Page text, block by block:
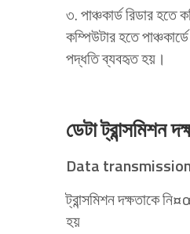
৩. পাঞ্চকার্ড রিডার হতে
কম্পিউটার হতে
পদ্ধতি ব্যবহৃত হয়।
ডেটা ট্রান্সমিশন
Data
ট্রান্সমিশন দক্ষতাকে
হয়